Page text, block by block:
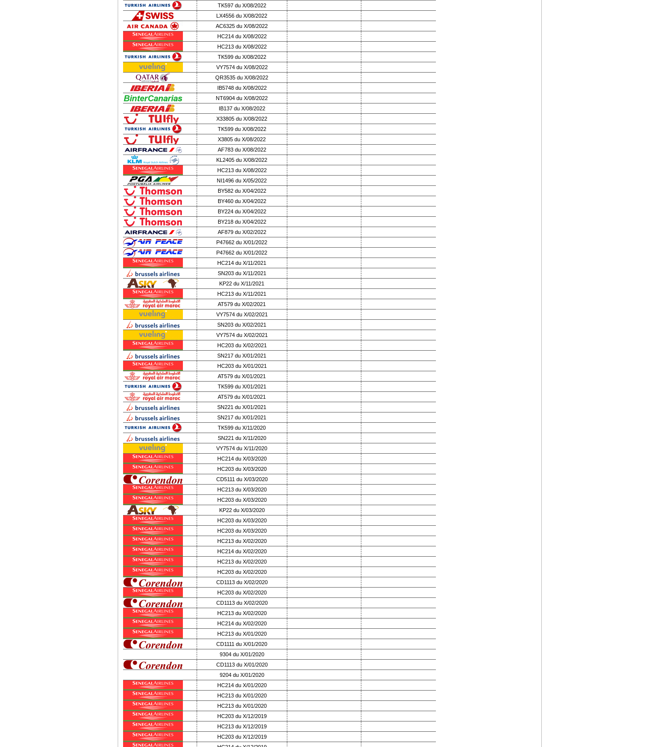
TK597 du X/08/2022
LX4556 du X/08/2022
AC6325 du X/08/2022
HC214 du X/08/2022
HC213 du X/08/2022
TK599 du X/08/2022
VY7574 du X/08/2022
QR3535 du X/08/2022
IB5748 du X/08/2022
NT6904 du X/08/2022
IB137 du X/08/2022
X33805 du X/08/2022
TK599 du X/08/2022
X3805 du X/08/2022
AF783 du X/08/2022
KL2405 du X/08/2022
HC213 du X/08/2022
NI1496 du X/05/2022
BY582 du X/04/2022
BY460 du X/04/2022
BY224 du X/04/2022
BY218 du X/04/2022
AF879 du X/02/2022
P47662 du X/01/2022
P47662 du X/01/2022
HC214 du X/11/2021
SN203 du X/11/2021
KP22 du X/11/2021
HC213 du X/11/2021
AT579 du X/02/2021
VY7574 du X/02/2021
SN203 du X/02/2021
VY7574 du X/02/2021
HC203 du X/02/2021
SN217 du X/01/2021
HC203 du X/01/2021
AT579 du X/01/2021
TK599 du X/01/2021
AT579 du X/01/2021
SN221 du X/01/2021
SN217 du X/01/2021
TK599 du X/11/2020
SN221 du X/11/2020
VY7574 du X/11/2020
HC214 du X/03/2020
HC203 du X/03/2020
CD5111 du X/03/2020
HC213 du X/03/2020
HC203 du X/03/2020
KP22 du X/03/2020
HC203 du X/03/2020
HC203 du X/03/2020
HC213 du X/02/2020
HC214 du X/02/2020
HC213 du X/02/2020
HC203 du X/02/2020
CD1113 du X/02/2020
HC203 du X/02/2020
CD1113 du X/02/2020
HC213 du X/02/2020
HC214 du X/02/2020
HC213 du X/01/2020
CD1111 du X/01/2020
9304 du X/01/2020
CD1113 du X/01/2020
9204 du X/01/2020
HC214 du X/01/2020
HC213 du X/01/2020
HC213 du X/01/2020
HC203 du X/12/2019
HC213 du X/12/2019
HC203 du X/12/2019